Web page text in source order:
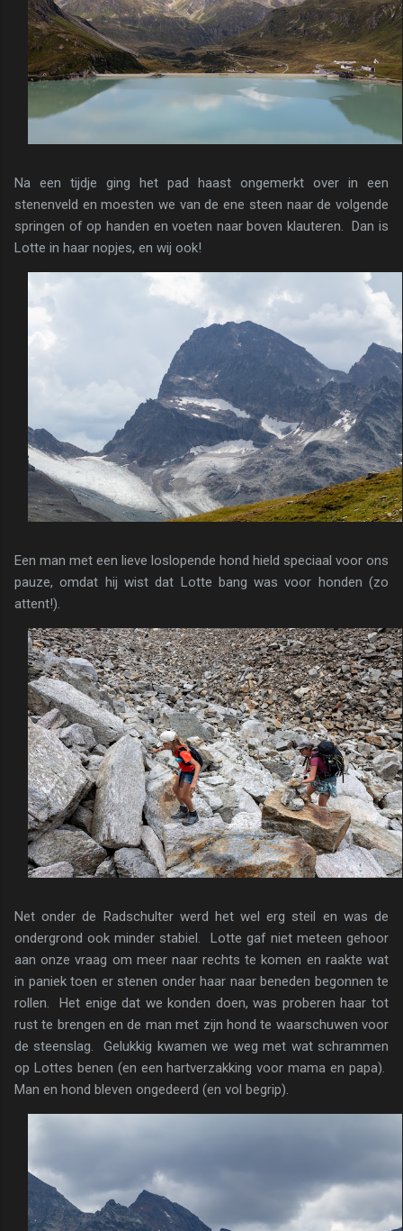
Na een tijdje ging het pad haast ongemerkt over in een
stenenveld en moesten we van de ene steen naar de volgende
springen of op handen en voeten naar boven klauteren. Dan is
Lotte in haar nopjes, en wij ook!
Een man met een lieve loslopende hond hield speciaal voor ons
pauze, omdat hij wist dat Lotte bang was voor honden (zo
attent!).
Net onder de Radschulter werd het wel erg steil en was de
ondergrond ook minder stabiel. Lotte gaf niet meteen gehoor
aan onze vraag om meer naar rechts te komen en raakte wat
in paniek toen er stenen onder haar naar beneden begonnen te
rollen. Het enige dat we konden doen, was proberen haar tot
rust te brengen en de man met zijn hond te waarschuwen voor
de steenslag. Gelukkig kwamen we weg met wat schrammen
op Lottes benen (en een hartverzakking voor mama en papa).
Man en hond bleven ongedeerd (en vol begrip).